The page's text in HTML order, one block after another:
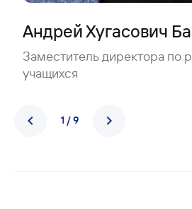
Андрей Хугасович
Заместитель директора по
учащихся
1 / 9